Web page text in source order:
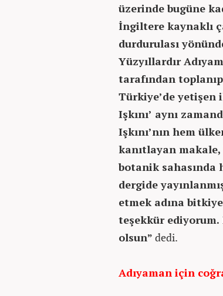
üzerinde bugüne
İngiltere kaynaklı
durdurulası
Yüzyıllardır
tarafından
Türkiye’de yetişen
Işkını’ aynı
Işkını’nın hem
kanıtlayan
botanik sahasında
dergide
etmek adına
teşekkür ediyorum.
olsun” dedi.
Adıyaman için